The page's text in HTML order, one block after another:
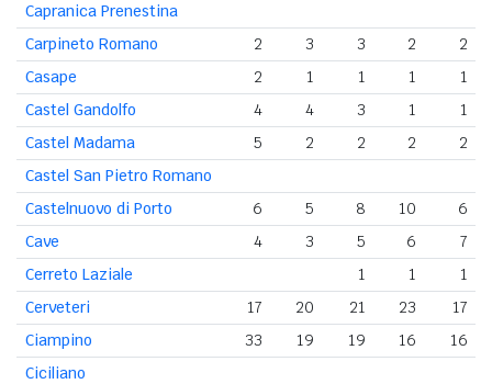
Capranica Prenestina
Carpineto Romano
2 3 3 2
2
Casape
2 1 1 1
1
Castel Gandolfo
4 4 3 1
1
Castel Madama
5 2 2 2
2
Castel San Pietro Romano
Castelnuovo di Porto
6 5 8 10
6
Cave
4 3 5 6
7
Cerreto Laziale
1 1
1
Cerveteri
17 20 21 23
17
Ciampino
33 19 19 16
16
Ciciliano